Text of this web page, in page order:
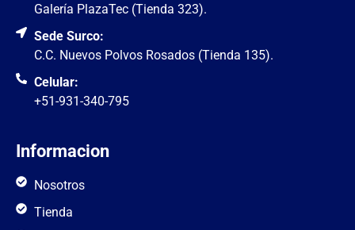
Galería PlazaTec (Tienda 323).
Sede Surco:
C.C. Nuevos Polvos Rosados (Tienda 135).
Celular:
+51-931-340-795
Informacion
Nosotros
Tienda